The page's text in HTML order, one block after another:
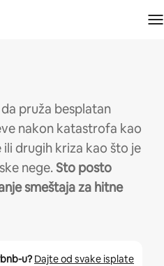
pruža besplatan
nakon katastrofa kao
drugih kriza kao što je
nege.Sto posto
smeštaja za hitne
u?Dajte od svake isplate